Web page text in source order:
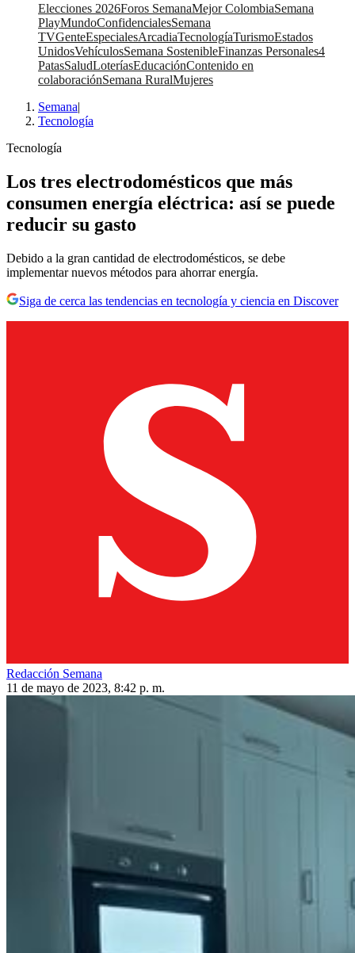
Elecciones 2026Foros SemanaMejor ColombiaSemana
PlayMundoConfidencialesSemana
TVGenteEspecialesArcadiaTecnologíaTurismoEstados
UnidosVehículosSemana SostenibleFinanzas Personales4
PatasSaludLoteríasEducaciónContenido en
colaboraciónSemana RuralMujeres
Semana|
Tecnología
Tecnología
Los tres electrodomésticos que más
consumen energía eléctrica: así se puede
reducir su gasto
Debido a la gran cantidad de electrodomésticos, se debe
implementar nuevos métodos para ahorrar energía.
Siga de cerca las tendencias en tecnología y ciencia en Discover
Redacción Semana
11 de mayo de 2023, 8:42 p. m.